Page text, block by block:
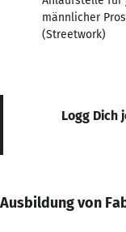
männlicher
(Streetwork)
Logg Dich
Ausbildung von